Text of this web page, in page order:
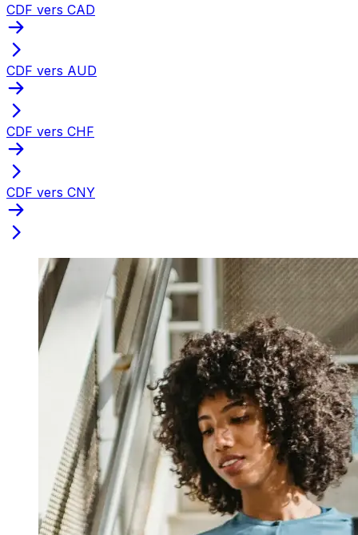
CDF vers CAD
CDF vers AUD
CDF vers CHF
CDF vers CNY